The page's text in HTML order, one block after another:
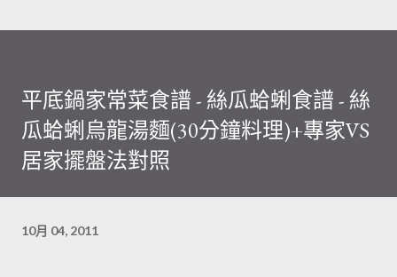
平底鍋家常菜食譜 - 絲瓜蛤蜊食譜 - 絲
瓜蛤蜊烏龍湯麵(30分鐘料理)+專家VS
居家擺盤法對照
10月 04, 2011